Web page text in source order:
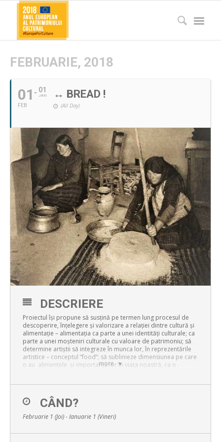
FEBRUARIE, 2018
01
FEB
01
JAN ↔ BREAD !
(All Day)
more
DESCRIERE
Proiectul își propune să susțină pe termen lung procesul de
descoperire, înțelegere și valorizare a relației dintre cultură și
alimentație – alimentația ca parte a unei identități culturale; ca
parte a unei moșteniri culturale cu valoare de patrimoniu; să
determine artiștii să integreze în munca lor, în reprezentările
artistice – conceptul ”food”; să sublinieze dimensiunea pe care
o au alimentele și importanța lor în viața noastră, ca o
Obiectivele propuse sunt: conștientizarea asupra necesității
unei alimentații sănătoase, de integrare a acestui concept,
siguranță, modelelor de bune practici privind o economie
CÂND?
Februarie 1 (Joi) - Ianuarie 1 (Vineri)